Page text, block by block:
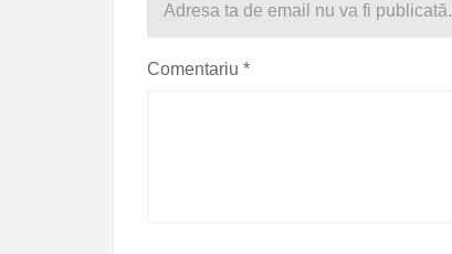
Adresa ta de email nu va fi publicată.
Comentariu *